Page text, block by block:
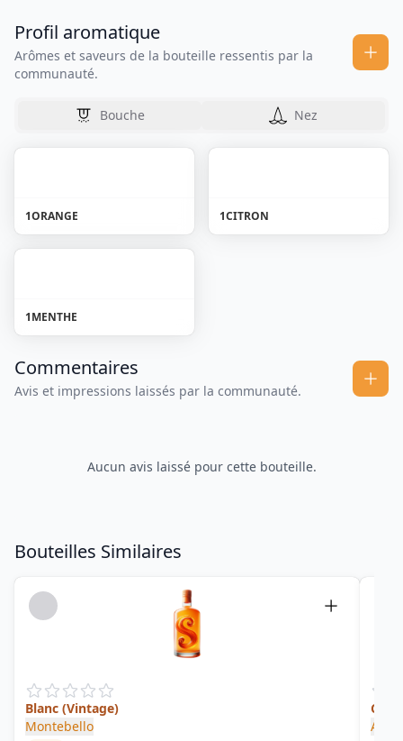
Profil aromatique
Arômes et saveurs de la bouteille ressentis par la
communauté.
Bouche Nez
1ORANGE 1CITRON
1MENTHE
Commentaires
Avis et impressions laissés par la communauté.
Aucun avis laissé pour cette bouteille.
Bouteilles Similaires
Blanc (Vintage)
Montebello
C